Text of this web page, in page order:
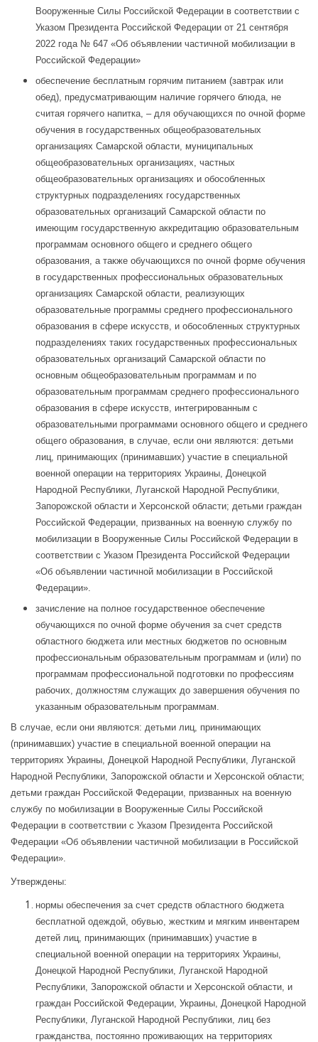
Вооруженные Силы Российской Федерации в соответствии с
Указом Президента Российской Федерации от 21 сентября
2022 года № 647 «Об объявлении частичной мобилизации в
Российской Федерации»
обеспечение бесплатным горячим питанием (завтрак или
обед), предусматривающим наличие горячего блюда, не
считая горячего напитка, – для обучающихся по очной форме
обучения в государственных общеобразовательных
организациях Самарской области, муниципальных
общеобразовательных организациях, частных
общеобразовательных организациях и обособленных
структурных подразделениях государственных
образовательных организаций Самарской области по
имеющим государственную аккредитацию образовательным
программам основного общего и среднего общего
образования, а также обучающихся по очной форме обучения
в государственных профессиональных образовательных
организациях Самарской области, реализующих
образовательные программы среднего профессионального
образования в сфере искусств, и обособленных структурных
подразделениях таких государственных профессиональных
образовательных организаций Самарской области по
основным общеобразовательным программам и по
образовательным программам среднего профессионального
образования в сфере искусств, интегрированным с
образовательными программами основного общего и среднего
общего образования, в случае, если они являются: детьми
лиц, принимающих (принимавших) участие в специальной
военной операции на территориях Украины, Донецкой
Народной Республики, Луганской Народной Республики,
Запорожской области и Херсонской области; детьми граждан
Российской Федерации, призванных на военную службу по
мобилизации в Вооруженные Силы Российской Федерации в
соответствии с Указом Президента Российской Федерации
«Об объявлении частичной мобилизации в Российской
Федерации».
зачисление на полное государственное обеспечение
обучающихся по очной форме обучения за счет средств
областного бюджета или местных бюджетов по основным
профессиональным образовательным программам и (или) по
программам профессиональной подготовки по профессиям
рабочих, должностям служащих до завершения обучения по
указанным образовательным программам.
В случае, если они являются: детьми лиц, принимающих
(принимавших) участие в специальной военной операции на
территориях Украины, Донецкой Народной Республики, Луганской
Народной Республики, Запорожской области и Херсонской области;
детьми граждан Российской Федерации, призванных на военную
службу по мобилизации в Вооруженные Силы Российской
Федерации в соответствии с Указом Президента Российской
Федерации «Об объявлении частичной мобилизации в Российской
Федерации».
Утверждены:
нормы обеспечения за счет средств областного бюджета
бесплатной одеждой, обувью, жестким и мягким инвентарем
детей лиц, принимающих (принимавших) участие в
специальной военной операции на территориях Украины,
Донецкой Народной Республики, Луганской Народной
Республики, Запорожской области и Херсонской области, и
граждан Российской Федерации, Украины, Донецкой Народной
Республики, Луганской Народной Республики, лиц без
гражданства, постоянно проживающих на территориях